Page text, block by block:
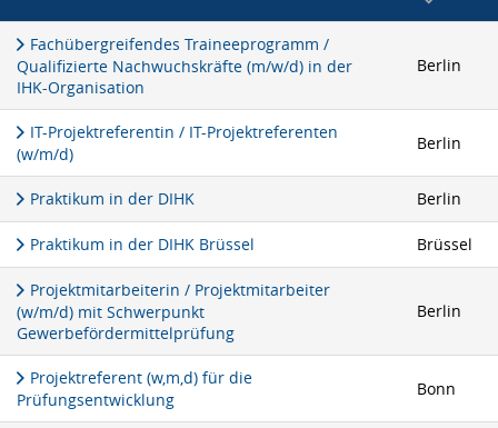
Fachübergreifendes Traineeprogramm /
Qualifizierte Nachwuchskräfte (m/w/d) in der
IHK-Organisation
Berlin
IT-Projektreferentin / IT-Projektreferenten
(w/m/d)
Berlin
Praktikum in der DIHK Berlin
Praktikum in der DIHK Brüssel Brüssel
Projektmitarbeiterin / Projektmitarbeiter
(w/m/d) mit Schwerpunkt
Gewerbefördermittelprüfung
Berlin
Projektreferent (w,m,d) für die
Prüfungsentwicklung
Bonn